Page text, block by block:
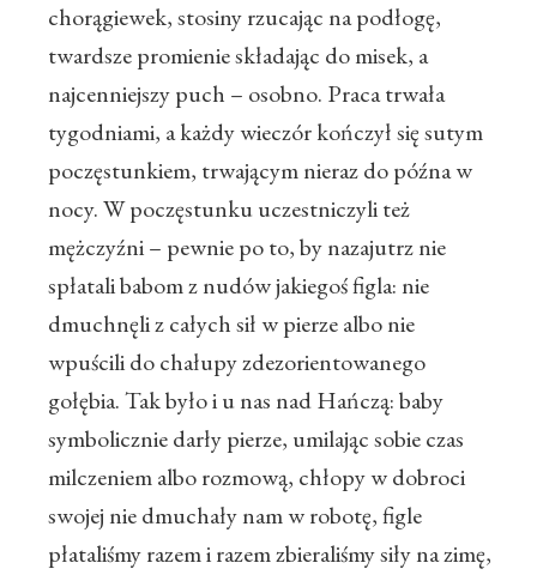
chorągiewek, stosiny rzucając na podłogę,
twardsze promienie składając do misek, a
najcenniejszy puch – osobno. Praca trwała
tygodniami, a każdy wieczór kończył się sutym
poczęstunkiem, trwającym nieraz do późna w
nocy. W poczęstunku uczestniczyli też
mężczyźni – pewnie po to, by nazajutrz nie
spłatali babom z nudów jakiegoś figla: nie
dmuchnęli z całych sił w pierze albo nie
wpuścili do chałupy zdezorientowanego
gołębia. Tak było i u nas nad Hańczą: baby
symbolicznie darły pierze, umilając sobie czas
milczeniem albo rozmową, chłopy w dobroci
swojej nie dmuchały nam w robotę, figle
płataliśmy razem i razem zbieraliśmy siły na zimę,